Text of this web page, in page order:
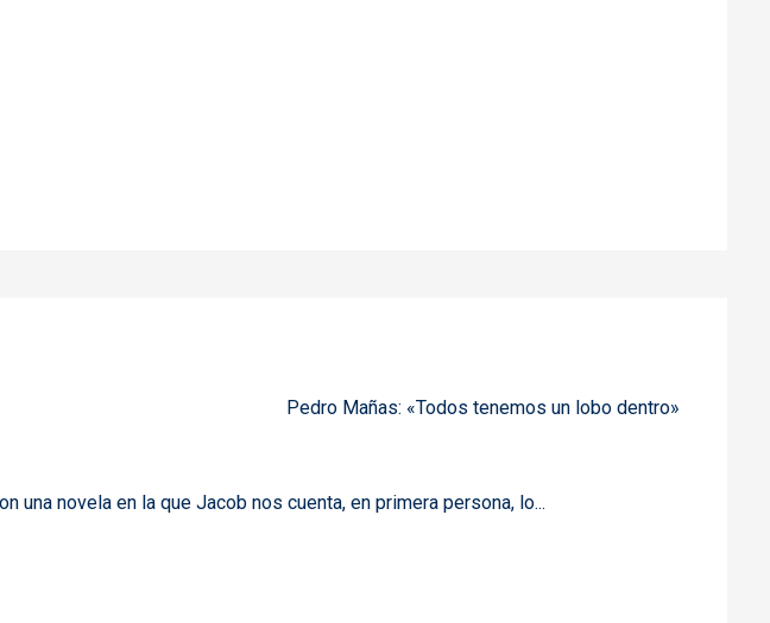
Pedro Mañas: «Todos tenemos un lobo dentro»
novela en la que Jacob nos cuenta, en primera persona, lo...